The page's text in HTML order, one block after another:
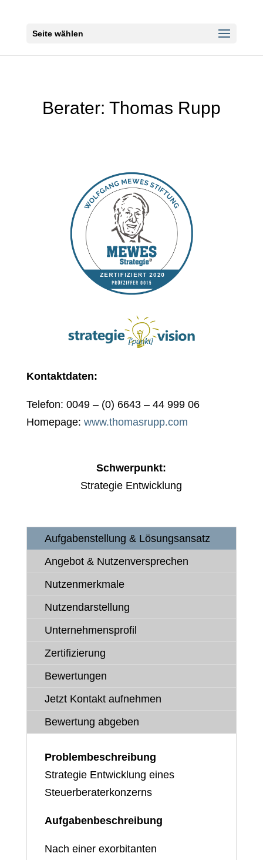
Seite wählen
Berater: Thomas Rupp
Kontaktdaten:
Telefon: 0049 – (0) 6643 – 44 999 06
Homepage: www.thomasrupp.com
Schwerpunkt:
Strategie Entwicklung
Aufgabenstellung & Lösungsansatz
Angebot & Nutzenversprechen
Nutzenmerkmale
Nutzendarstellung
Unternehmensprofil
Zertifizierung
Bewertungen
Jetzt Kontakt aufnehmen
Bewertung abgeben
Problembeschreibung
Strategie Entwicklung eines
Steuerberaterkonzerns
Aufgabenbeschreibung
Nach einer exorbitanten